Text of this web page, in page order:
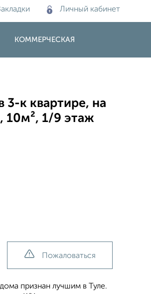
Личный кабинет
КОММЕРЧЕСКАЯ
3-к квартире, на
10м², 1/9 этаж
Пожаловаться
признан лучшим в Туле.